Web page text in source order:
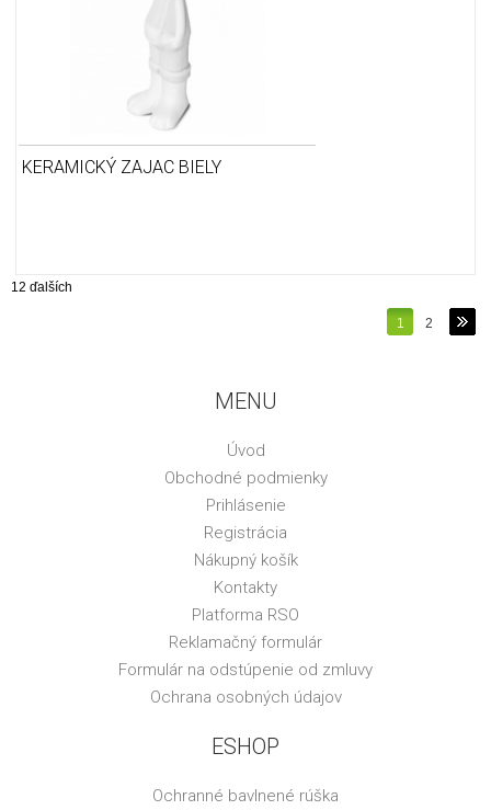
KERAMICKÝ ZAJAC BIELY
12 ďalších
1 2
MENU
Úvod
Obchodné podmienky
Prihlásenie
Registrácia
Nákupný košík
Kontakty
Platforma RSO
Reklamačný formulár
Formulár na odstúpenie od zmluvy
Ochrana osobných údajov
ESHOP
Ochranné bavlnené rúška